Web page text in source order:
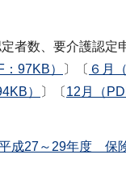
者数、要介護認定
97KB） 〕〔 ６月
） 〕〔 12月（
成27～29年度 保